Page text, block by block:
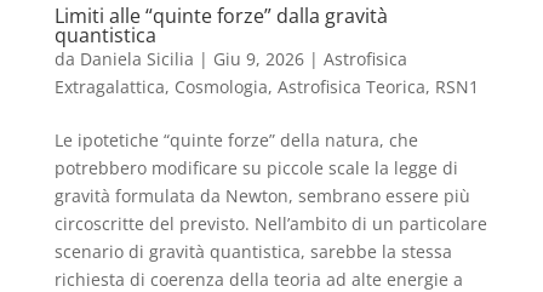
Limiti alle “quinte forze” dalla gravità
quantistica
da Daniela Sicilia | Giu 9, 2026| Astrofisica
Extragalattica, Cosmologia, Astrofisica Teorica, RSN1
Le ipotetiche “quinte forze” della natura, che
potrebbero modificare su piccole scale la legge di
gravità formulata da Newton, sembrano essere più
circoscritte del previsto. Nell’ambito di un particolare
scenario di gravità quantistica, sarebbe la stessa
richiesta di coerenza della teoria ad alte energie a